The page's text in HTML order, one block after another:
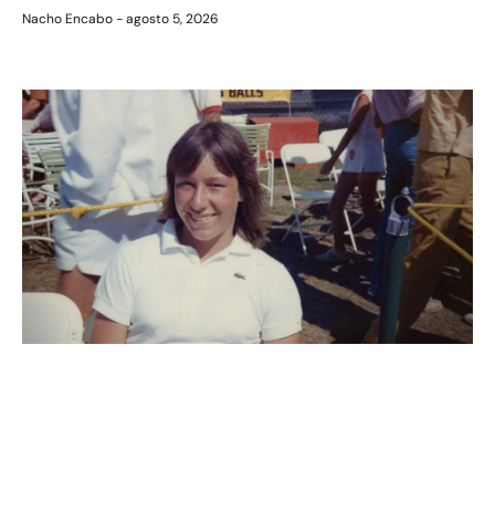
Nacho Encabo agosto 5, 2026